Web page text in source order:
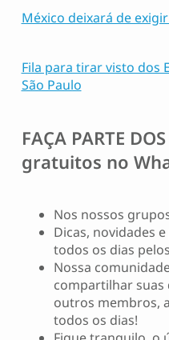
México deixará de
Fila para tirar visto dos
São Paulo
FAÇA PARTE
gratuitos no
Nos nossos
Dicas, novidades
todos os dias
Nossa
compartilhar suas
outros membros,
todos os dias!